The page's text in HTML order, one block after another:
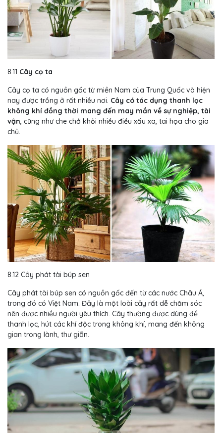
8.11 Cây cọ ta
Cây cọ ta có nguồn gốc từ miền Nam của Trung Quốc và hiện
nay được trồng ở rất nhiều nơi. Cây có tác dụng thanh lọc
không khí đồng thời mang đến may mắn về sự nghiệp, tài
vận, cũng như che chở khỏi nhiều điều xấu xa, tai họa cho gia
chủ.
8.12 Cây phát tài búp sen
Cây phát tài búp sen có nguồn gốc đến từ các nước Châu Á,
trong đó có Việt Nam. Đây là một loài cây rất dễ chăm sóc
nên được nhiều người yêu thích. Cây thường được dùng để
thanh lọc, hút các khí độc trong không khí, mang đến không
gian trong lành, thư giãn.